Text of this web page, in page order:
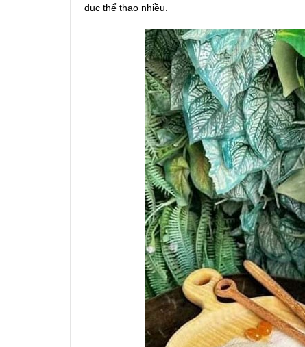
dục thể thao nhiều.